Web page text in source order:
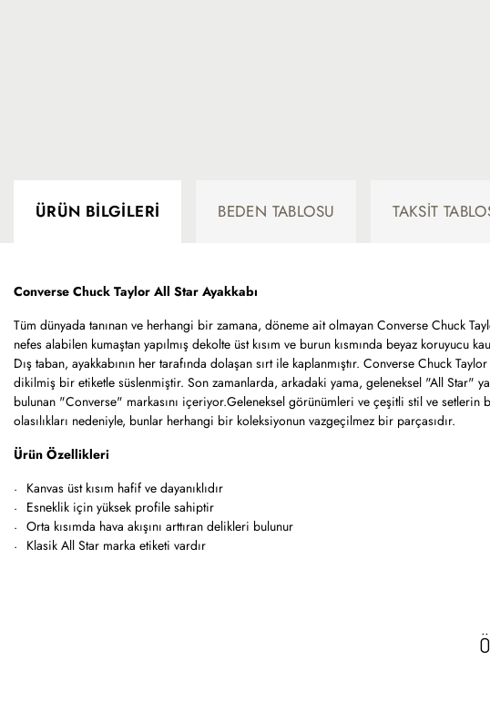
ÜRÜN BILGILERI BEDEN TABLOSU TAKSIT
Converse Chuck Taylor All Star Ayakkabı
Tüm dünyada tanınan ve herhangi bir zamana, döneme ait olmayan Converse Chuck
nefes alabilen kumaştan yapılmış dekolte üst kısım ve burun kısmında beyaz koruyucu
Dış taban, ayakkabının her tarafında dolaşan sırt ile kaplanmıştır. Converse Chuck
dikilmiş bir etiketle süslenmiştir. Son zamanlarda, arkadaki yama, geleneksel "All Star"
bulunan "Converse" markasını içeriyor.Geleneksel görünümleri ve çeşitli stil ve setlerin
olasılıkları nedeniyle, bunlar herhangi bir koleksiyonun vazgeçilmez bir parçasıdır.
Ürün Özellikleri
Kanvas üst kısım hafif ve dayanıklıdır
Esneklik için yüksek profile sahiptir
Orta kısımda hava akışını arttıran delikleri bulunur
Klasik All Star marka etiketi vardır